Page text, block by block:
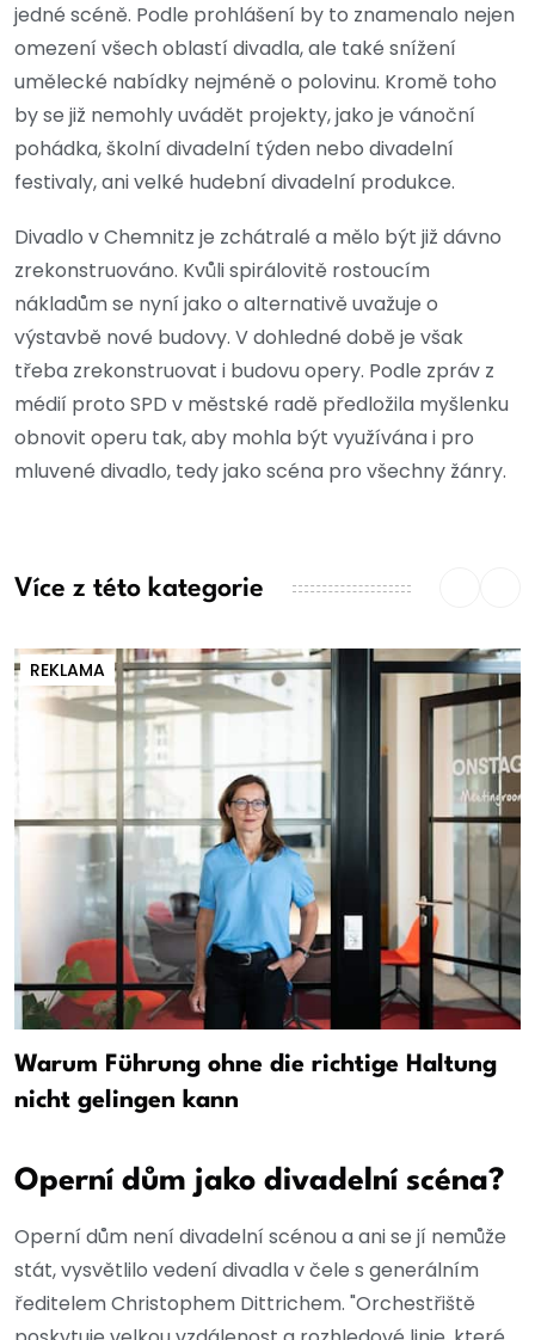
jedné scéně. Podle prohlášení by to znamenalo nejen
omezení všech oblastí divadla, ale také snížení
umělecké nabídky nejméně o polovinu. Kromě toho
by se již nemohly uvádět projekty, jako je vánoční
pohádka, školní divadelní týden nebo divadelní
festivaly, ani velké hudební divadelní produkce.
Divadlo v Chemnitz je zchátralé a mělo být již dávno
zrekonstruováno. Kvůli spirálovitě rostoucím
nákladům se nyní jako o alternativě uvažuje o
výstavbě nové budovy. V dohledné době je však
třeba zrekonstruovat i budovu opery. Podle zpráv z
médií proto SPD v městské radě předložila myšlenku
obnovit operu tak, aby mohla být využívána i pro
mluvené divadlo, tedy jako scéna pro všechny žánry.
Více z této kategorie
REKLAMA
Warum Führung ohne die richtige Haltung
nicht gelingen kann
Operní dům jako divadelní scéna?
Operní dům není divadelní scénou a ani se jí nemůže
stát, vysvětlilo vedení divadla v čele s generálním
ředitelem Christophem Dittrichem. "Orchestřiště